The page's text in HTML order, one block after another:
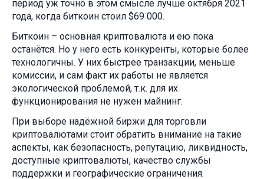
период уж точно в этом смысле лучше октября 2021
года, когда биткоин стоил $69 000.
Биткоин – основная криптовалюта и ею пока
останётся. Но у него есть конкуренты, которые более
технологичны. У них быстрее транзакции, меньше
комиссии, и сам факт их работы не является
экологической проблемой, т.к. для их
функционирования не нужен майнинг.
При выборе надёжной биржи для торговли
криптовалютами стоит обратить внимание на такие
аспекты, как безопасность, репутацию, ликвидность,
доступные криптовалюты, качество службы
поддержки и географические ограничения.